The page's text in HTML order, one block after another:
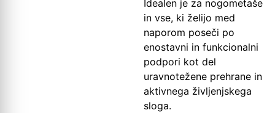
Idealen je za nogometaše
in vse, ki želijo med
naporom poseči po
enostavni in funkcionalni
podpori kot del
uravnotežene prehrane in
aktivnega življenjskega
sloga.